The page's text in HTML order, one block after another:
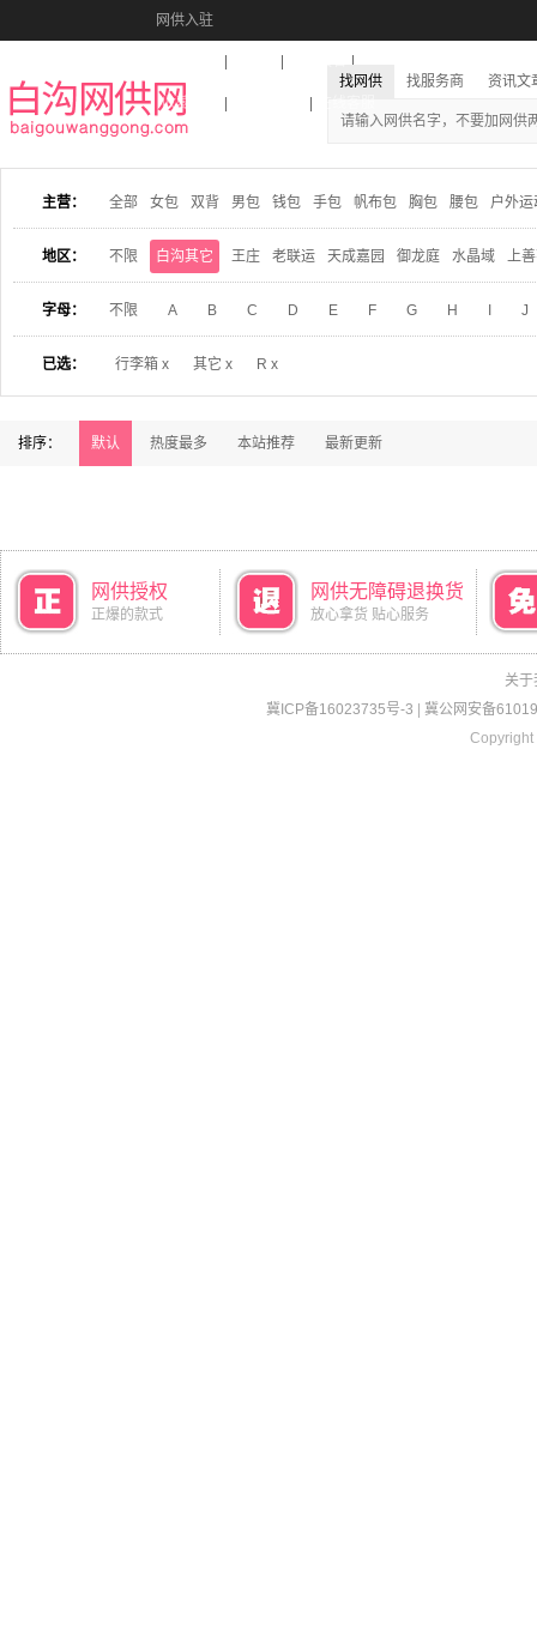
网供入驻
收藏本站
找网供 找服务商 资讯文
主营： 全部 女包 双背 男包 钱包 手包 帆布包 胸包 腰包 户外运
地区： 不限 白沟其它 王庄 老联运 天成嘉园 御龙庭 水晶域 上
字母： 不限 A B C D E F G H J
已选： 行李箱 x 其它 x R x
排序： 默认 热度最多 本站推荐 最新更新
网供授权
正爆的款式
网供无障碍退换货
放心拿货 贴心服务
关于
冀ICP备16023735号-3
冀公网安备